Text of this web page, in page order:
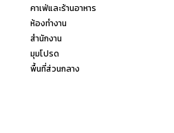
คาเฟ่และร้านอาหาร
ห้องทำงาน
สำนักงาน
มุมโปรด
พื้นที่ส่วนกลาง